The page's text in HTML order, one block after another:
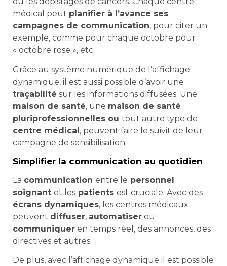
médical peut planifier à l’avance ses
campagnes de communication, pour citer un
exemple, comme pour chaque octobre pour
« octobre rose », etc.
Grâce au système numérique de l’affichage
dynamique, il est aussi possible d’avoir une
traçabilité sur les informations diffusées. Une
maison de santé, une maison de santé
pluriprofessionnelles ou tout autre type de
centre médical, peuvent faire le suivit de leur
campagne de sensibilisation.
Simplifier la communication au quotidien
La communication entre le personnel
soignant et les patients est cruciale. Avec des
écrans dynamiques, les centres médicaux
peuvent diffuser, automatiser ou
communiquer en temps réel, des annonces, des
directives et autres.
De plus, avec l’affichage dynamique il est possible